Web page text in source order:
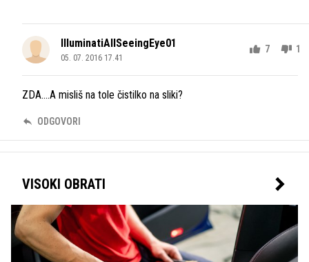
IlluminatiAllSeeingEye01
05. 07. 2016 17.41
7 1
ZDA....A misliš na tole čistilko na sliki?
ODGOVORI
VISOKI OBRATI